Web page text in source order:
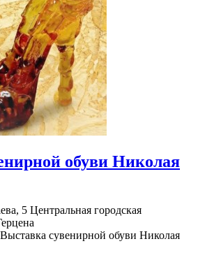
обуви Николая
5 Центральная городская
Выставка сувенирной обуви Николая